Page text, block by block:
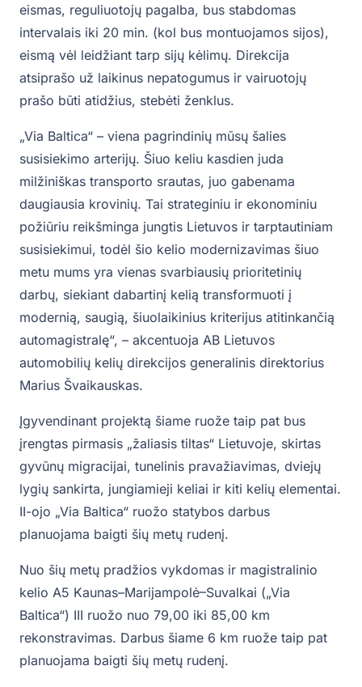
eismas, reguliuotojų pagalba, bus stabdomas
intervalais iki 20 min. (kol bus montuojamos sijos),
eismą vėl leidžiant tarp sijų kėlimų. Direkcija
atsiprašo už laikinus nepatogumus ir vairuotojų
prašo būti atidžius, stebėti ženklus.
„Via Baltica“ – viena pagrindinių mūsų šalies
susisiekimo arterijų. Šiuo keliu kasdien juda
milžiniškas transporto srautas, juo gabenama
daugiausia krovinių. Tai strateginiu ir ekonominiu
požiūriu reikšminga jungtis Lietuvos ir tarptautiniam
susisiekimui, todėl šio kelio modernizavimas šiuo
metu mums yra vienas svarbiausių prioritetinių
darbų, siekiant dabartinį kelią transformuoti į
modernią, saugią, šiuolaikinius kriterijus atitinkančią
automagistralę“, – akcentuoja AB Lietuvos
automobilių kelių direkcijos generalinis direktorius
Marius Švaikauskas.
Įgyvendinant projektą šiame ruože taip pat bus
įrengtas pirmasis „žaliasis tiltas“ Lietuvoje, skirtas
gyvūnų migracijai, tunelinis pravažiavimas, dviejų
lygių sankirta, jungiamieji keliai ir kiti kelių elementai.
II-ojo „Via Baltica“ ruožo statybos darbus
planuojama baigti šių metų rudenį.
Nuo šių metų pradžios vykdomas ir magistralinio
kelio A5 Kaunas–Marijampolė–Suvalkai („Via
Baltica“) III ruožo nuo 79,00 iki 85,00 km
rekonstravimas. Darbus šiame 6 km ruože taip pat
planuojama baigti šių metų rudenį.